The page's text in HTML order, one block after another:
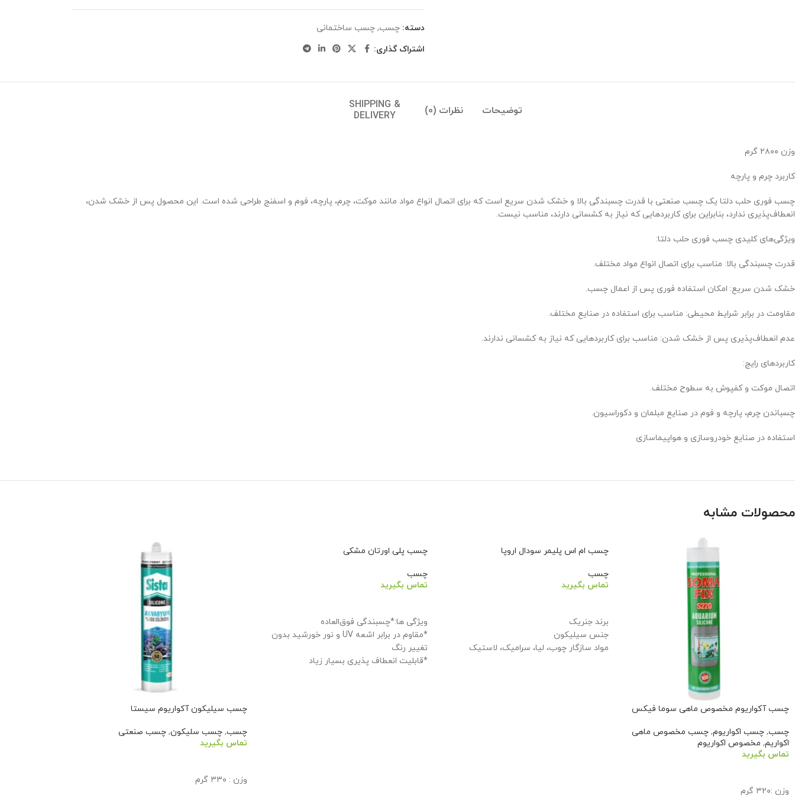
دسته: چسب, چسب ساختمانی
اشتراک گذاری:
توضیحات نظرات (0)
SHIPPING &
DELIVERY
وزن ۲۸۰۰ گرم
کاربرد چرم و پارچه
چسب فوری حلب دلتا یک چسب صنعتی با قدرت چسبندگی بالا و خشک شدن سریع است که برای اتصال انواع مواد مانند موکت، چرم، پارچه، فوم و اسفنج طراحی شده است. این محصول پس از خشک شدن،
انعطاف‌پذیری ندارد، بنابراین برای کاربردهایی که نیاز به کشسانی دارند، مناسب نیست.
ویژگی‌های کلیدی چسب فوری حلب دلتا:
قدرت چسبندگی بالا: مناسب برای اتصال انواع مواد مختلف.
خشک شدن سریع: امکان استفاده فوری پس از اعمال چسب.
مقاومت در برابر شرایط محیطی: مناسب برای استفاده در صنایع مختلف.
عدم انعطاف‌پذیری پس از خشک شدن: مناسب برای کاربردهایی که نیاز به کشسانی ندارند.
کاربردهای رایج:
اتصال موکت و کفپوش به سطوح مختلف.
چسباندن چرم، پارچه و فوم در صنایع مبلمان و دکوراسیون.
استفاده در صنایع خودروسازی و هواپیماسازی
محصولات مشابه
چسب آکواریوم مخصوص ماهی سوما فیکس
چسب, چسب اکواریوم, چسب مخصوص ماهی
اکواریم, مخصوص اکواریوم
تماس بگیرید
وزن :۳۲۰ گرم
چسب ام اس پلیمر سودال اروپا
چسب
تماس بگیرید
برند جنریک
جنس سیلیکون
مواد سازگار چوب، لیا، سرامیک، لاستیک
چسب پلی اورتان مشکی
چسب
تماس بگیرید
ویژگی ها:*چسبندگی فوق‌العاده
*مقاوم در برابر اشعه UV و نور خورشید بدون
تغییر رنگ
*قابلیت انعطاف پذیری بسیار زیاد
چسب سیلیکون آکواریوم سیستا
چسب, چسب سلیکون, چسب صنعتی
تماس بگیرید
وزن : ۳۳۰ گرم